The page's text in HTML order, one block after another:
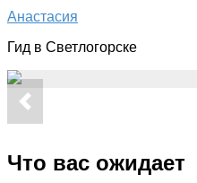
Анастасия
Гид в Светлогорске
Что вас ожидает